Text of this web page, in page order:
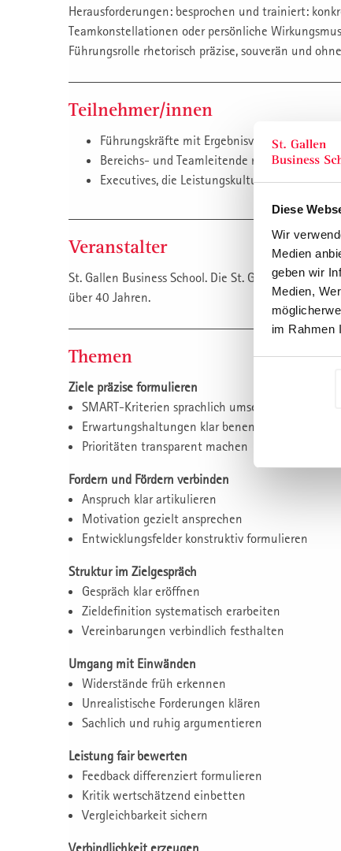
Diese
Wir
Medien
geben wir
Medien,
im Rahmen
Herausforderungen: besprochen und trainiert:
Teamkonstellationen oder persönliche
Führungsrolle rhetorisch präzise, souverän und
Teilnehmer/innen
Führungskräfte mit Ergebnisverantwortung
Bereichs- und Teamleitende mit
Executives, die Leistungskultur aktiv
Veranstalter
St. Gallen Business School. Die St. Galler
über 40 Jahren.
Themen
Ziele präzise formulieren
SMART-Kriterien sprachlich umsetzen
Erwartungshaltungen klar benennen
Prioritäten transparent machen
Fordern und Fördern verbinden
Anspruch klar artikulieren
Motivation gezielt ansprechen
Entwicklungsfelder konstruktiv formulieren
Struktur im Zielgespräch
Gespräch klar eröffnen
Zieldefinition systematisch erarbeiten
Vereinbarungen verbindlich festhalten
Umgang mit Einwänden
Widerstände früh erkennen
Unrealistische Forderungen klären
Sachlich und ruhig argumentieren
Leistung fair bewerten
Feedback differenziert formulieren
Kritik wertschätzend einbetten
Vergleichbarkeit sichern
Verbindlichkeit erzeugen